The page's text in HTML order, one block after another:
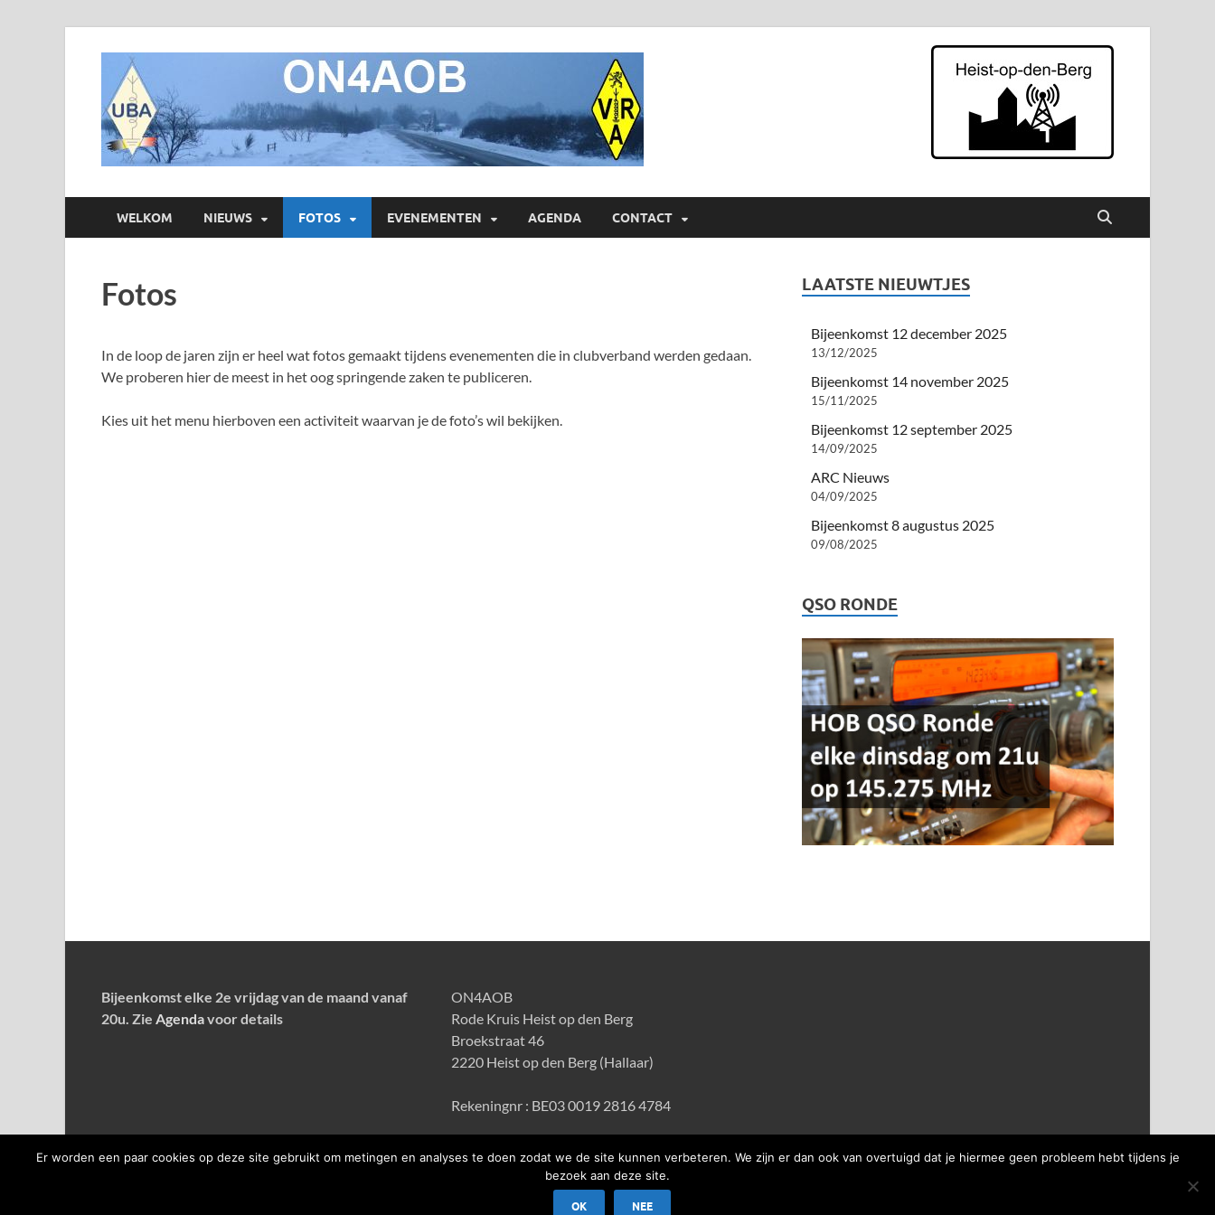
WELKOM NIEUWS FOTOS EVENEMENTEN AGENDA CONTACT
Fotos
In de loop de jaren zijn er heel wat fotos gemaakt tijdens evenementen die in clubverband werden gedaan.
We proberen hier de meest in het oog springende zaken te publiceren.
Kies uit het menu hierboven een activiteit waarvan je de foto’s wil bekijken.
LAATSTE NIEUWTJES
Bijeenkomst 12 december 2025
13/12/2025
Bijeenkomst 14 november 2025
15/11/2025
Bijeenkomst 12 september 2025
14/09/2025
ARC Nieuws
04/09/2025
Bijeenkomst 8 augustus 2025
09/08/2025
QSO RONDE
Bijeenkomst elke 2e vrijdag van de maand vanaf
20u. Zie Agendavoor details
ON4AOB
Rode Kruis Heist op den Berg
Broekstraat 46
2220 Heist op den Berg (Hallaar)
Rekeningnr : BE03 0019 2816 4784
Er worden een paar cookies op deze site gebruikt om metingen en analyses te doen zodat we de site kunnen verbeteren. We zijn er dan ook van overtuigd dat je hiermee geen probleem hebt tijdens je
bezoek aan deze site.
OK NEE